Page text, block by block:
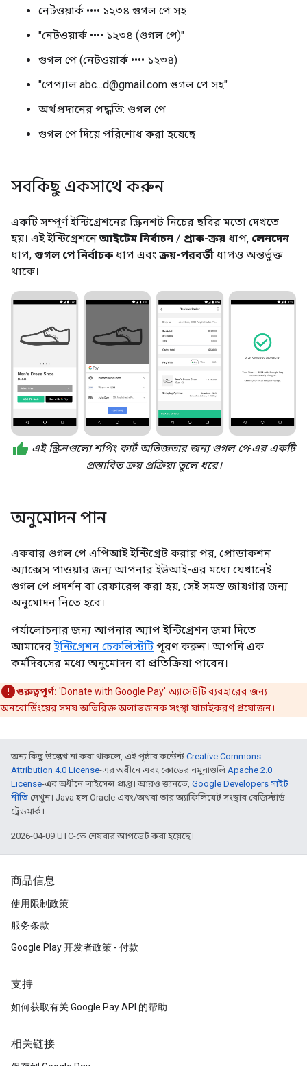
নেটওয়ার্ক •••• ১২৩৪ গুগল পে সহ
"নেটওয়ার্ক •••• ১২৩৪ (গুগল পে)"
গুগল পে (নেটওয়ার্ক •••• ১২৩৪)
"পেপ্যাল ​​abc...d@gmail.com গুগল পে সহ"
অর্থপ্রদানের পদ্ধতি: গুগল পে
গুগল পে দিয়ে পরিশোধ করা হয়েছে
সবকিছু একসাথে করুন
একটি সম্পূর্ণ ইন্টিগ্রেশনের স্ক্রিনশট নিচের ছবির মতো দেখতে
হয়। এই ইন্টিগ্রেশনেআইটেম নির্বাচন / প্রাক-ক্রয় ধাপ, লেনদেন
ধাপ, গুগল পে নির্বাচক ধাপ এবং ক্রয়-পরবর্তী ধাপও অন্তর্ভুক্ত
থাকে।
এই স্ক্রিনগুলো শপিং কার্ট অভিজ্ঞতার জন্য গুগল পে-এর একটি
প্রস্তাবিত ক্রয় প্রক্রিয়া তুলে ধরে।
অনুমোদন পান
একবার গুগল পে এপিআই ইন্টিগ্রেট করার পর, প্রোডাকশন
অ্যাক্সেস পাওয়ার জন্য আপনার ইউআই-এর মধ্যে যেখানেই
গুগল পে প্রদর্শন বা রেফারেন্স করা হয়, সেই সমস্ত জায়গার জন্য
অনুমোদন নিতে হবে।
পর্যালোচনার জন্য আপনার অ্যাপ ইন্টিগ্রেশন জমা দিতে
আমাদেরইন্টিগ্রেশন চেকলিস্টটি পূরণ করুন। আপনি এক
কর্মদিবসের মধ্যে অনুমোদন বা প্রতিক্রিয়া পাবেন।
গুরুত্বপূর্ণ: 'Donate with Google Pay' অ্যাসেটটি ব্যবহারের জন্য
অনবোর্ডিংয়ের সময় অতিরিক্ত অলাভজনক সংস্থা যাচাইকরণ প্রয়োজন।
অন্য কিছু উল্লেখ না করা থাকলে, এই পৃষ্ঠার কন্টেন্ট Creative Commons
Attribution 4.0 License-এর অধীনে এবং কোডের নমুনাগুলিApache 2.0
License-এর অধীনে লাইসেন্স প্রাপ্ত। আরও জানতে, Google Developers সাইট
নীতি দেখুন। Java হল Oracle এবং/অথবা তার অ্যাফিলিয়েট সংস্থার রেজিস্টার্ড
ট্রেডমার্ক।
2026-04-09 UTC-তে শেষবার আপডেট করা হয়েছে।
商品信息
使用限制政策
服务条款
Google Play 开发者政策 - 付款
支持
如何获取有关 Google Pay API 的帮助
相关链接